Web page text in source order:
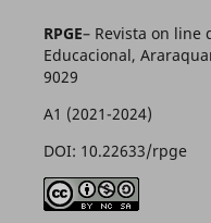
RPGE– Revista on line
Educacional,
9029
A1 (2021-2024)
DOI: 10.22633/rpge